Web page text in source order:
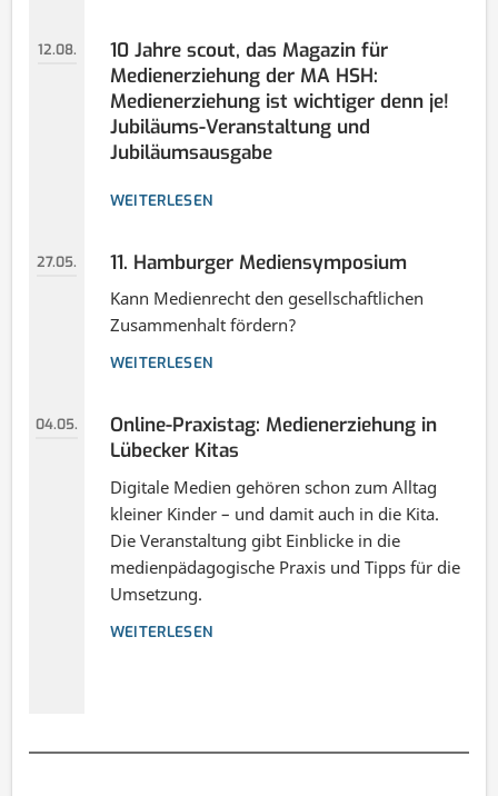
12.08.
10 Jahre scout, das Magazin für
Medienerziehung der MA HSH:
Medienerziehung ist wichtiger denn je!
Jubiläums-Veranstaltung und
Jubiläumsausgabe
WEITERLESEN
27.05. 11. Hamburger Mediensymposium
Kann Medienrecht den gesellschaftlichen
Zusammenhalt fördern?
WEITERLESEN
04.05.
Online-Praxistag: Medienerziehung in
Lübecker Kitas
Digitale Medien gehören schon zum Alltag
kleiner Kinder – und damit auch in die Kita.
Die Veranstaltung gibt Einblicke in die
medienpädagogische Praxis und Tipps für die
Umsetzung.
WEITERLESEN